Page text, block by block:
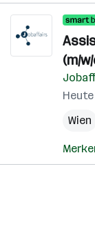
(m/
Wien